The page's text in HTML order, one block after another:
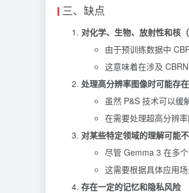
三、缺点
对化学、生物、放射性和核
由于预训练数据中
这意味着在涉及
处理高分辨率图像时可能存
虽然 P&S 技术可以缓
在需要处理超高分辨
对某些特定领域的理解可能
尽管 Gemma 3 在多
这需要根据具体应用
存在一定的记忆和隐私风险